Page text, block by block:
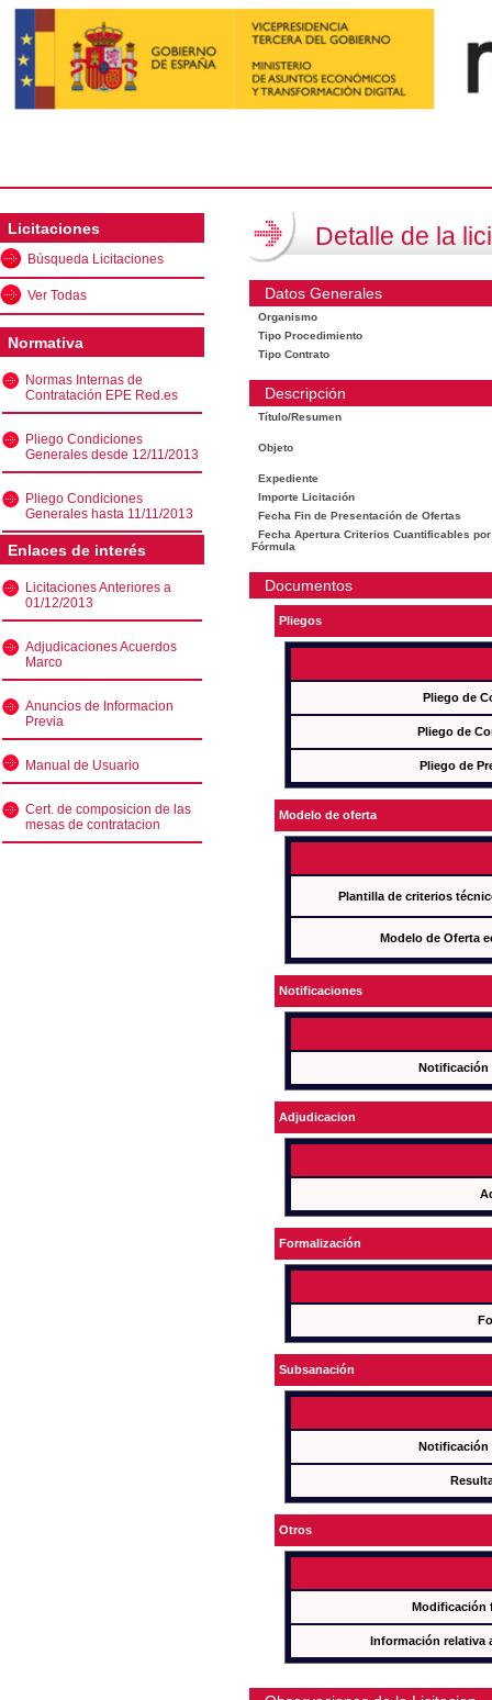
Licitaciones
Búsqueda Licitaciones
Ver Todas
Normativa
Normas Internas de
Contratación EPE Red.es
Pliego Condiciones
Generales desde 12/11/2013
Pliego Condiciones
Generales hasta 11/11/2013
Enlaces de interés
Licitaciones Anteriores a
01/12/2013
Adjudicaciones Acuerdos
Marco
Anuncios de Informacion
Previa
Manual de Usuario
Cert. de composicion de las
mesas de contratacion
Detalle de la
Datos Generales
Organismo
Tipo Procedimiento
Tipo Contrato
Descripción
Título/Resumen
Objeto
Expediente
Importe Licitación
Fecha Fin de Presentación de Ofertas
Fecha Apertura Criterios Cuantificables por
Fórmula
Documentos
Pliegos
Pliego de
Pliego de
Pliego de
Modelo de oferta
Plantilla de criterios
Modelo de Oferta
Notificaciones
Notificación
Adjudicacion
Formalización
Subsanación
Notificación
Otros
Modificación
Información relativa